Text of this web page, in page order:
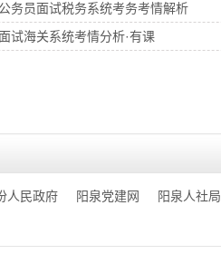
务员面试税务系统考务考情解析
试海关系统考情分析·有课
人民政府 阳泉党建网
阳泉人社局